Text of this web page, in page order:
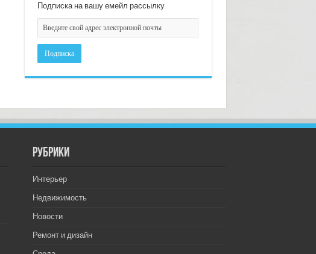
Подписка на вашу емейл рассылку
РУбрики
Интерьер
Недвижимость
Новости
Ремонт и дизайн